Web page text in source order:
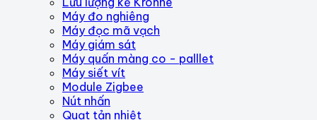
Máy đo nghiêng
Máy đọc mã vạch
Máy giám sát
Máy quấn màng co - palllet
Máy siết vít
Module Zigbee
Nút nhấn
Quạt tản nhiệt